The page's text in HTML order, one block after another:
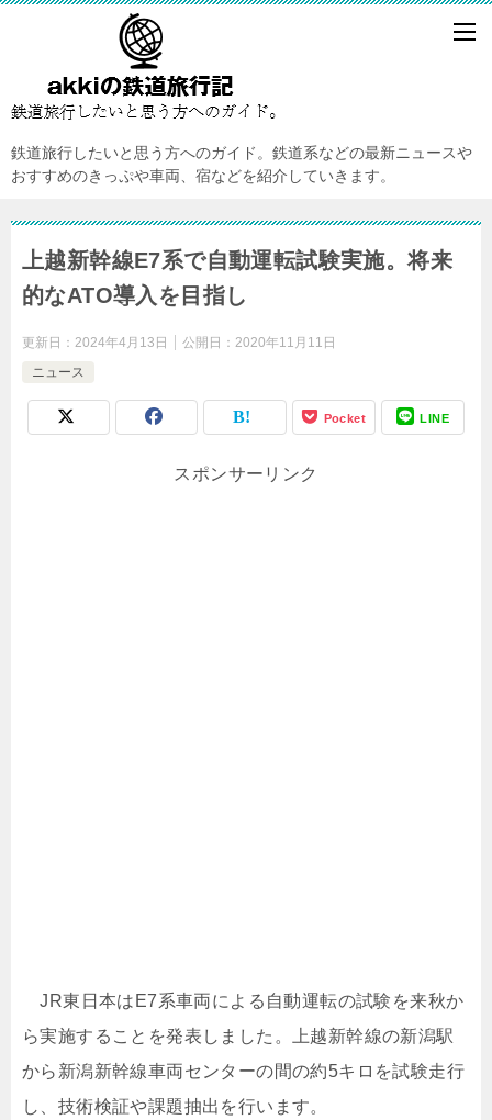
鉄道旅行したいと思う方へのガイド。鉄道系などの最新ニュースや
おすすめのきっぷや車両、宿などを紹介していきます。
上越新幹線E7系で自動運転試験実施。将来
的なATO導入を目指し
更新日： 2024年4月13日 公開日： 2020年11月11日
ニュース
Pocket LINE
スポンサーリンク
JR東日本はE7系車両による自動運転の試験を来秋か
ら実施することを発表しました。上越新幹線の新潟駅
から新潟新幹線車両センターの間の約5キロを試験走行
し、技術検証や課題抽出を行います。